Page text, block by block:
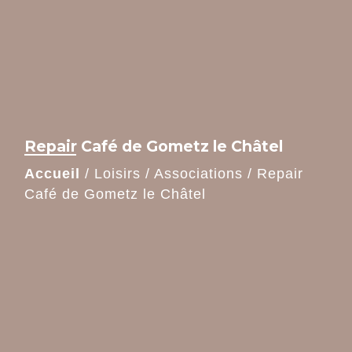
Repair Café de Gometz le Châtel
Accueil / Loisirs / Associations / Repair
Café de Gometz le Châtel